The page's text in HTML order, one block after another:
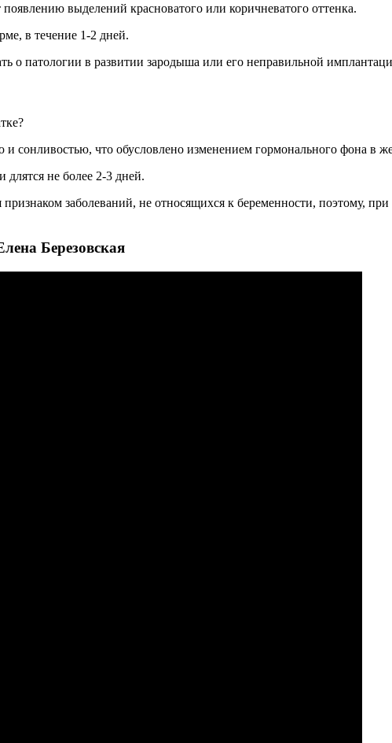
выделений красноватого или коричневатого оттенка.
в течение 1-2 дней.
о патологии в развитии зародыша или его неправильной
сонливостью, что обусловлено изменением гормонального фона в
не более 2-3 дней.
заболеваний, не относящихся к беременности, поэтому,
Березовская